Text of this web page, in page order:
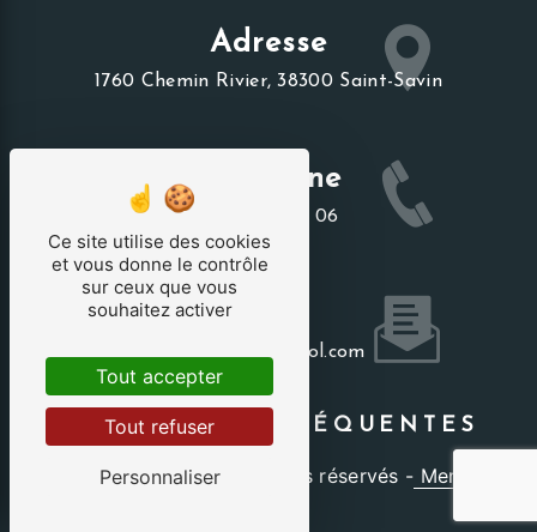
Adresse
1760 Chemin Rivier, 38300 Saint-Savin
Téléphone
06 20 98 78 06
Email
cdrgauthier@aol.com
RECHERCHES FRÉQUENTES
Vistalid- 2026 - Tous droits réservés - Mentions
Ce site utilise des cookies
et vous donne le contrôle
sur ceux que vous
souhaitez activer
Tout accepter
Tout refuser
Personnaliser